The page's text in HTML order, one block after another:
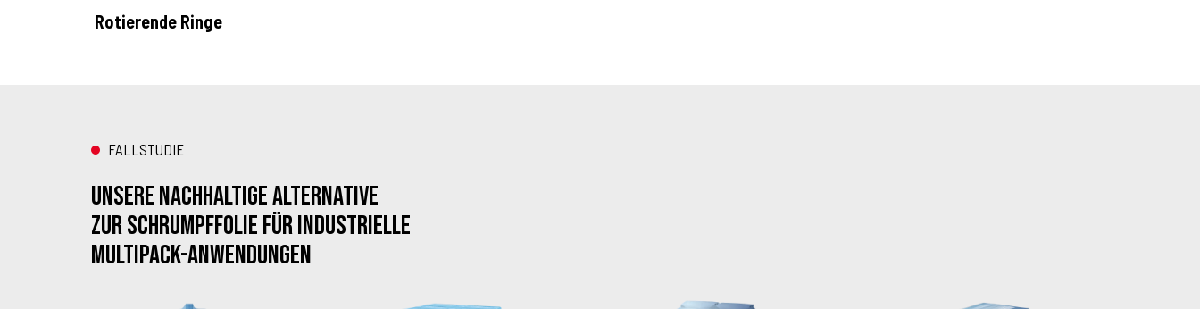
Rotierende Ringe
FALLSTUDIE
Unsere nachhaltige Alternative
zur Schrumpffolie für industrielle
Multipack-Anwendungen